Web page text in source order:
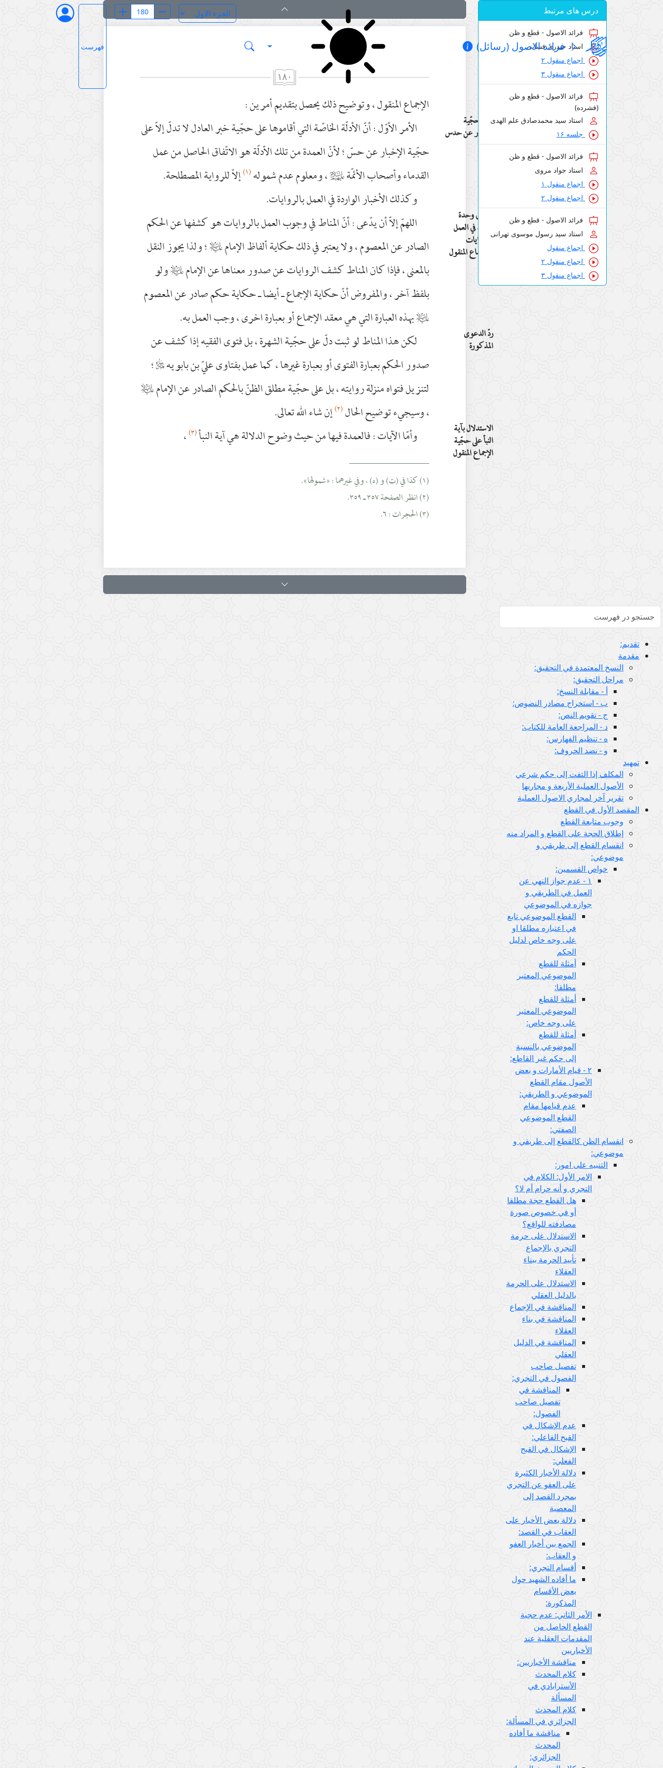
فرائد الاصول (رسائل) فهرست
١٨٠
الإجماع المنقول ، وتوضيح ذلك يحصل بتقديم أمرين :
عدم حجّية
الإخبار عن حدس
الأمر الأوّل : أنّ الأدلّة الخاصّة التي أقاموها على حجّية خبر العادل لا تدلّ إلاّ على
حجّية الإخبار عن حسّ ؛ لأنّ العمدة من تلك الأدلّة هو الاتّفاق الحاصل من عمل
القدماء وأصحاب الأئمّةعليهم‌السلام، ومعلوم عدم شموله(١) إلاّ للرواية المصطلحة.
وكذلك الأخبار الواردة في العمل بالروايات.
دعوى وحدة
المناط في العمل
بالروايات
والإجماع المنقول
اللهمّ إلاّ أن يدّعى : أنّ المناط في وجوب العمل بالروايات هو كشفها عن الحكم
الصادر عن المعصوم ، ولا يعتبر في ذلك حكاية ألفاظ الإمامعليه‌السلام؛ ولذا يجوز النقل
بالمعنى ، فإذا كان المناط كشف الروايات عن صدور معناها عن الإمامعليه‌السلامولو
بلفظ آخر ، والمفروض أنّ حكاية الإجماع ـ أيضا ـ حكاية حكم صادر عن المعصوم
عليه‌السلامبهذه العبارة التي هي معقد الإجماع أو بعبارة اخرى ، وجب العمل به.
ردّ الدعوى
المذكورة
لكن هذا المناط لو ثبت دلّ على حجّية الشهرة ، بل فتوى الفقيه إذا كشف عن
صدور الحكم بعبارة الفتوى أو بعبارة غيرها ، كما عمل بفتاوى عليّ بن بابويهقدس‌سره؛
لتنزيل فتواه منزلة روايته ، بل على حجّية مطلق الظنّ بالحكم الصادر عن الإمامعليه‌السلام
، وسيجيء توضيح الحال(٢) إن شاء الله تعالى.
الاستدلال بآية
النبأ على حجّية
الإجماع المنقول
وأمّا الآيات : فالعمدة فيها من حيث وضوح الدلالة هي آية النبأ(٣) ،
__________________
(١) كذا في (ت) و (ه) ، وفي غيرهما : «شمولها».
(٢) انظر الصفحة ٣٥٧ ـ ٣٥٩.
(٣) الحجرات : ٦.
درس های مرتبط
فرائد الاصول - قطع و ظن
استاد حیدری فسایی
اجماع منقول ۲
اجماع منقول ۳
فرائد الاصول - قطع و ظن
(فشرده)
استاد سید محمدصادق علم الهدی
جلسه ۱۶
فرائد الاصول - قطع و ظن
استاد جواد مروی
اجماع منقول ۱
اجماع منقول ۲
فرائد الاصول - قطع و ظن
استاد سید رسول موسوی تهرانی
اجماع منقول
اجماع منقول ۲
اجماع منقول ۳
تقديم:
مقدمة
النسخ المعتمدة في التحقيق:
مراحل التحقيق:
أ - مقابلة النسخ:
ب - استخراج مصادر النصوص:
ج - تقويم النص:
د - المراجعة العامة للكتاب:
ه - تنظيم الفهارس:
و - نضد الحروف:
تمهيد
المكلف إذا التفت إلى حكم شرعي
الأصول العملية الأربعة و مجاريها
تقرير آخر لمجاري الاصول العملية
المقصد الأول في القطع
وجوب متابعة القطع
إطلاق الحجة على القطع و المراد منه
انقسام القطع إلى طريقي و
موضوعي:
خواص القسمين:
١ - عدم جواز النهي عن
العمل في الطريقي و
جوازه في الموضوعي
القطع الموضوعي تابع
في اعتباره مطلقا او
على وجه خاص لدليل
الحكم
أمثلة للقطع
الموضوعي المعتبر
مطلقا:
أمثلة للقطع
الموضوعي المعتبر
على وجه خاص:
أمثلة للقطع
الموضوعي بالنسبة
إلى حكم غير القاطع:
٢ - قيام الأمارات و بعض
الأصول مقام القطع
الموضوعي و الطريقي:
عدم قيامها مقام
القطع الموضوعي
الصفتي:
انقسام الظن كالقطع إلى طريقي و
موضوعي:
التنبيه على امور:
الامر الأول: الكلام في
التجري و أنه حرام أم لا؟
هل القطع حجة مطلقا
أو في خصوص صورة
مصادفته للواقع؟
الاستدلال على حرمة
التجري بالإجماع
تأييد الحرمة ببناء
العقلاء
الاستدلال على الحرمة
بالدليل العقلي
المناقشة في الإجماع
المناقشة في بناء
العقلاء
المناقشة في الدليل
العقلي
تفصيل صاحب
الفصول في التجري:
المناقشة في
تفصيل صاحب
الفصول:
عدم الإشكال في
القبح الفاعلي:
الإشكال في القبح
الفعلي:
دلالة الأخبار الكثيرة
على العفو عن التجري
بمجرد القصد إلى
المعصية
دلالة بعض الأخبار على
العقاب في القصد:
الجمع بين أخبار العفو
و العقاب:
أقسام التجري:
ما أفاده الشهيد حول
بعض الأقسام
المذكورة:
الأمر الثاني: عدم حجية
القطع الحاصل من
المقدمات العقلية عند
الأخباريين
مناقشة الأخباريين:
كلام المحدث
الأسترابادي في
المسألة
كلام المحدث
الجزائري في المسألة:
مناقشة ما أفاده
المحدث
الجزائري: